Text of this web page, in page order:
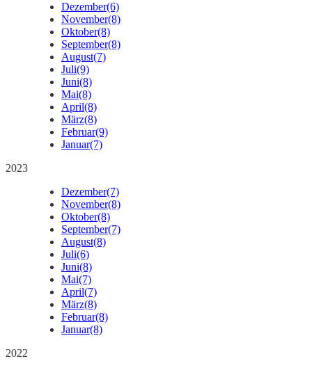
Dezember(6)
November(8)
Oktober(8)
September(8)
August(7)
Juli(9)
Juni(8)
Mai(8)
April(8)
März(8)
Februar(9)
Januar(7)
2023
Dezember(7)
November(8)
Oktober(8)
September(7)
August(8)
Juli(6)
Juni(8)
Mai(7)
April(7)
März(8)
Februar(8)
Januar(8)
2022